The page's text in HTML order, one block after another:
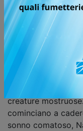
Anche se sembra
realtà ha un
addormenta, i suoi
minacciare
suoi cari, Nate
restare sveglio;
e realtà sembrano
apparire cose
creature
cominciano a
sonno comatoso,